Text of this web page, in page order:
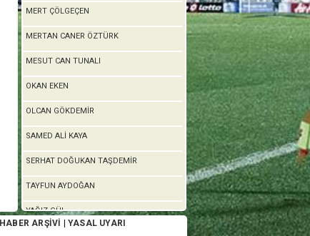
MERT ÇÖLGEÇEN
MERTAN CANER ÖZTÜRK
MESUT CAN TUNALI
OKAN EKEN
OLCAN GÖKDEMİR
SAMED ALİ KAYA
SERHAT DOĞUKAN TAŞDEMİR
TAYFUN AYDOĞAN
YAĞIZ GÜL
HABER ARŞİVİ YASAL UYARI